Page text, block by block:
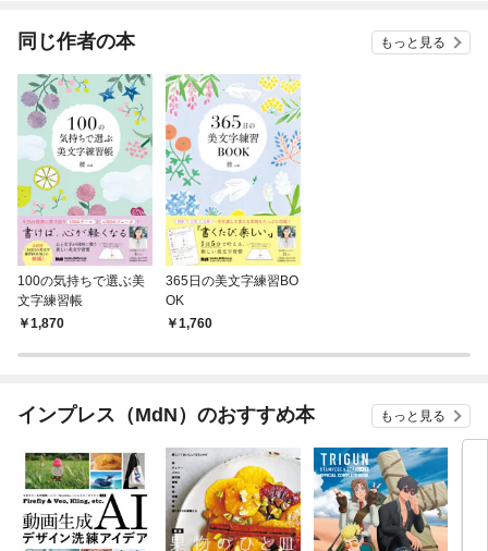
同じ作者の本 もっと見る
100の気持ちで選ぶ美
文字練習帳
1,870
365日の美文字練習BO
OK
1,760
インプレス（MdN）のおすすめ本 もっと見る